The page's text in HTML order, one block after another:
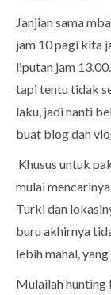
Janjian sama
jam 10 pagi kita
liputan jam
tapi tentu tidak
laku, jadi nanti
buat blog dan
Khusus untuk
mulai
Turki dan
buru akhirnya
lebih mahal,
Mulailah hunting